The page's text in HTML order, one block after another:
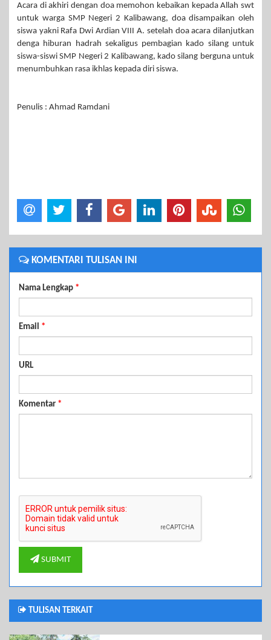
Acara di akhiri dengan doa memohon kebaikan kepada Allah swt
untuk warga SMP Negeri 2 Kalibawang, doa disampaikan oleh
siswa yakni Rafa Dwi Ardian VIII A. setelah doa acara dilanjutkan
denga hiburan hadrah sekaligus pembagian kado silang untuk
siswa-siswi SMP Negeri 2 Kalibawang, kado silang berguna untuk
menumbuhkan rasa ikhlas kepada diri siswa.
Penulis : Ahmad Ramdani
KOMENTARI TULISAN INI
Nama Lengkap *
Email *
URL
Komentar *
SUBMIT
TULISAN TERKAIT